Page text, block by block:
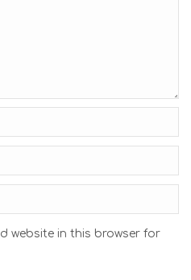
website in this browser for